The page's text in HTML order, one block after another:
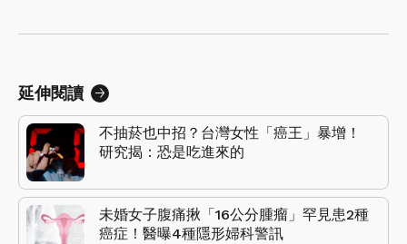
延伸閱讀
不抽菸也中招？台灣女性「癌王」暴增！
研究揭：恐是吃進來的
未婚女子腹痛揪「16公分腫瘤」罕見患2種
癌症！醫曝4種隱形婦科警訊